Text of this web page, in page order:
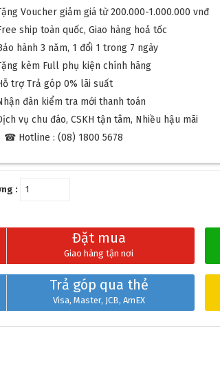
Voucher giảm giá từ 200.000-1.000.000 vnđ
ship toàn quốc, Giao hàng hoả tốc
hành 3 năm, 1 đổi 1 trong 7 ngày
kèm Full phụ kiện chính hãng
trợ Trả góp 0% lãi suất
đàn kiểm tra mới thanh toán
vụ chu đáo, CSKH tận tâm, Nhiều hậu mãi
: (08) 1800 5678
:
Đặt mua
Giao hàng tận nơi
Trả góp qua thẻ
Visa, Master, JCB, AmEX